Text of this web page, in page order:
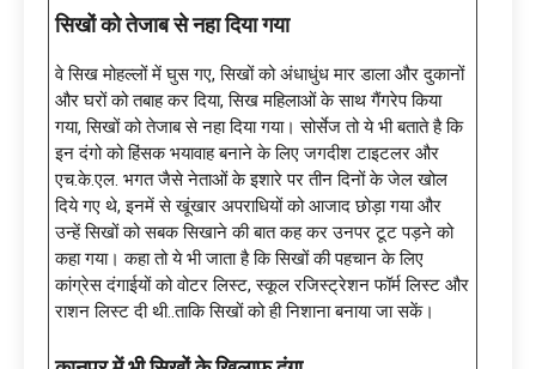
सिखों को तेजाब से नहा दिया गया
वे सिख मोहल्लों में घुस गए, सिखों को अंधाधुंध मार डाला और दुकानों
और घरों को तबाह कर दिया, सिख महिलाओं के साथ गैंगरेप किया
गया, सिखों को तेजाब से नहा दिया गया। सोर्सेज तो ये भी बताते है कि
इन दंगो को हिंसक भयावाह बनाने के लिए जगदीश टाइटलर और
एच.के.एल. भगत जैसे नेताओं के इशारे पर तीन दिनों के जेल खोल
दिये गए थे, इनमें से खूंखार अपराधियों को आजाद छोड़ा गया और
उन्हें सिखों को सबक सिखाने की बात कह कर उनपर टूट पड़ने को
कहा गया। कहा तो ये भी जाता है कि सिखों की पहचान के लिए
कांग्रेस दंगाईयों को वोटर लिस्ट, स्कूल रजिस्ट्रेशन फॉर्म लिस्ट और
राशन लिस्ट दी थी..ताकि सिखों को ही निशाना बनाया जा सकें।